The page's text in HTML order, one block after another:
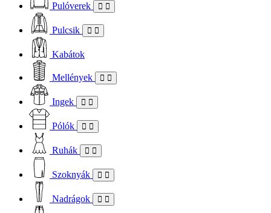
Pulóverek
Pulcsik
Kabátok
Mellények
Ingek
Pólók
Ruhák
Szoknyák
Nadrágok